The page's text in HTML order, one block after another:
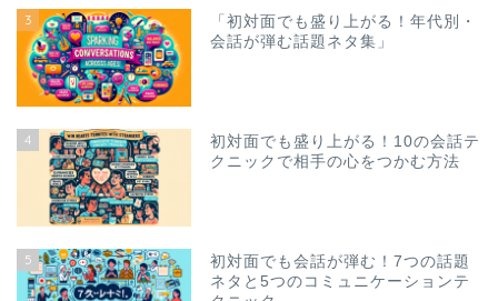
3
「初対面でも盛り上がる！年代別・
会話が弾む話題ネタ集」
4
初対面でも盛り上がる！10の会話テ
クニックで相手の心をつかむ方法
5
初対面でも会話が弾む！7つの話題
ネタと5つのコミュニケーションテ